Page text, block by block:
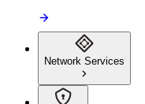
Network Services